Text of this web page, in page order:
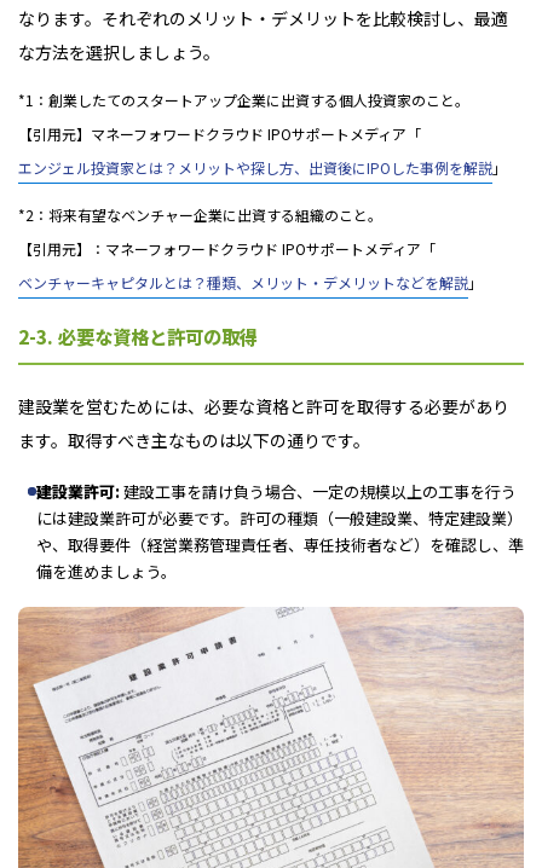
なります。それぞれのメリット・デメリットを比較検討し、最適
な方法を選択しましょう。
*1：創業したてのスタートアップ企業に出資する個人投資家のこと。
【引用元】マネーフォワードクラウド IPOサポートメディア「
エンジェル投資家とは？メリットや探し方、出資後にIPOした事例を解説」
*2：将来有望なベンチャー企業に出資する組織のこと。
【引用元】：マネーフォワードクラウド IPOサポートメディア「
ベンチャーキャピタルとは？種類、メリット・デメリットなどを解説」
2-3. 必要な資格と許可の取得
建設業を営むためには、必要な資格と許可を取得する必要があり
ます。取得すべき主なものは以下の通りです。
建設業許可:建設工事を請け負う場合、一定の規模以上の工事を行う
には建設業許可が必要です。許可の種類（一般建設業、特定建設業）
や、取得要件（経営業務管理責任者、専任技術者など）を確認し、準
備を進めましょう。